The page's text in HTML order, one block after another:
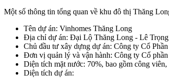
Một số thông tin tổng quan về khu đô thị Thăng
Tên dự án: Vinhomes Thăng Long
Địa chỉ dự án: Đại Lộ Thăng Long - Lê
Chủ đầu tư xây dựng dự án: Công ty Cổ
Đơn vị quản lý và vận hành: Công ty Cổ
Diện tích mặt nước: 70%, bao gồm công
Diện tích dự án: